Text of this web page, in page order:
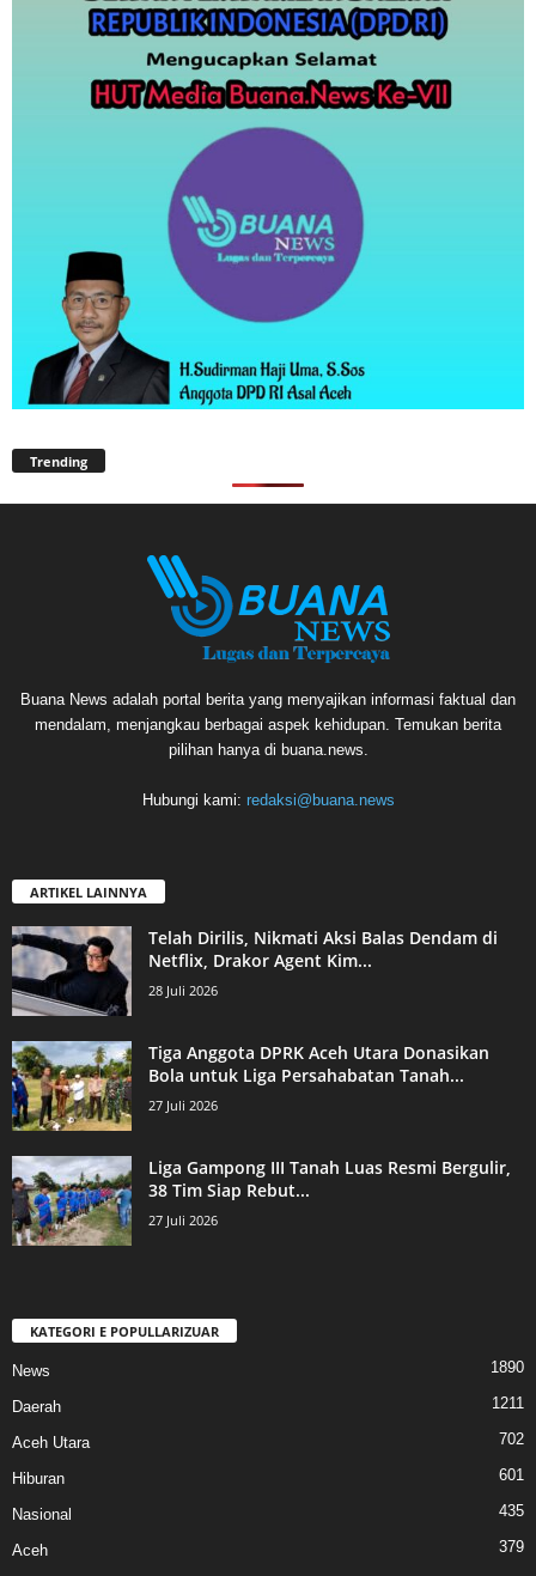
Trending
Buana News adalah portal berita yang menyajikan informasi faktual dan
mendalam, menjangkau berbagai aspek kehidupan. Temukan berita
pilihan hanya di buana.news.
Hubungi kami: redaksi@buana.news
ARTIKEL LAINNYA
Telah Dirilis, Nikmati Aksi Balas Dendam di
Netflix, Drakor Agent Kim...
28 Juli 2026
Tiga Anggota DPRK Aceh Utara Donasikan
Bola untuk Liga Persahabatan Tanah...
27 Juli 2026
Liga Gampong III Tanah Luas Resmi Bergulir,
38 Tim Siap Rebut...
27 Juli 2026
KATEGORI E POPULLARIZUAR
News 1890
Daerah 1211
Aceh Utara 702
Hiburan 601
Nasional 435
Aceh
379